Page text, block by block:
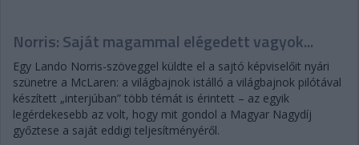
Norris: Saját magammal elégedett vagyok...
Egy Lando Norris-szöveggel küldte el a sajtó képviselőit nyári
szünetre a McLaren: a világbajnok istálló a világbajnok pilótával
készített „interjúban” több témát is érintett – az egyik
legérdekesebb az volt, hogy mit gondol a Magyar Nagydíj
győztese a saját eddigi teljesítményéről.